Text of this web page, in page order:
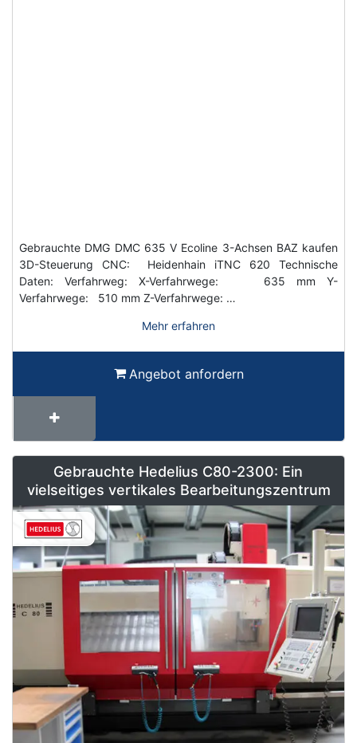
Gebrauchte DMG DMC 635 V Ecoline 3-Achsen BAZ kaufen
3D-Steuerung CNC: Heidenhain iTNC 620 Technische
Daten: Verfahrweg: X-Verfahrwege: 635 mm Y-
Verfahrwege: 510 mm Z-Verfahrwege: …
Mehr erfahren
Angebot anfordern
Gebrauchte Hedelius C80-2300: Ein
vielseitiges vertikales Bearbeitungszentrum